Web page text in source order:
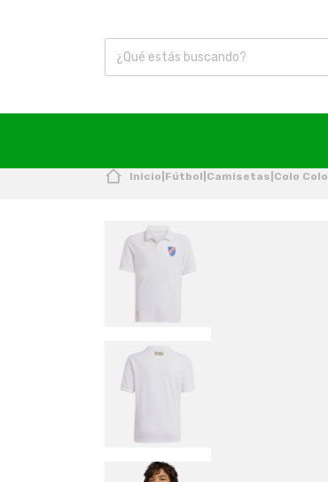
Inicio Fútbol Camisetas Colo Colo